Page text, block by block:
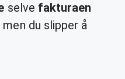
selve fakturaen
du slipper å